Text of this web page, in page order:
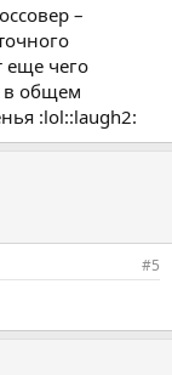
–
еще чего
в общем
:lol::laugh2:
#5